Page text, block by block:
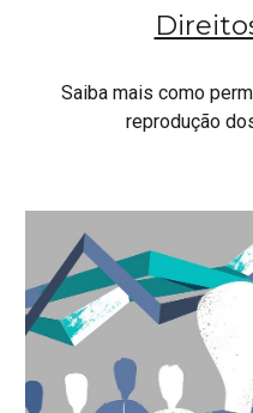
Saiba mais como
reprodução